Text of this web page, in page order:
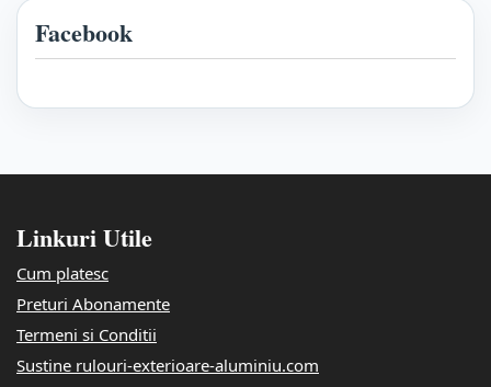
Facebook
Linkuri Utile
Cum platesc
Preturi Abonamente
Termeni si Conditii
Sustine rulouri-exterioare-aluminiu.com